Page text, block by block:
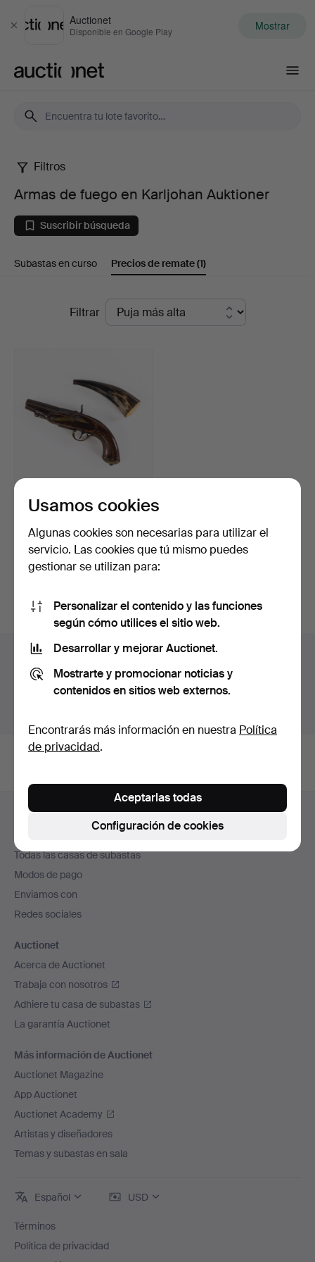
Cerrar
Auctionet
Disponible en Google Play Mostrar
Armas
de
fuego
en
Karljohan
Filtros
Armas de fuego en Karljohan Auktioner
Suscribir búsqueda
Subastas en curso Precios de remate(1)
Filtrar
PISTOLA DE PERCUSIÓN.
Subastado 21 may 2026
8 pujas
58 USD
Suscribir búsqueda
Archivo de subastas
Estás buscando en el archivo de subastas concluidas.
el
pie
de
página
Ayuda y contacto
Contacta con el servicio de atención al cliente
Todas las casas de subastas
Modos de pago
Enviamos con
Redes sociales
Auctionet
Acerca de Auctionet
Trabaja con nosotros
Adhiere tu casa de subastas
La garantía Auctionet
Más información de Auctionet
Auctionet Magazine
App Auctionet
Auctionet Academy
Artistas y diseñadores
Temas y subastas en sala
Español USD
Términos
Política de privacidad
Usamos cookies
Algunas cookies son necesarias para utilizar el
servicio. Las cookies que tú mismo puedes
gestionar se utilizan para:
Personalizar el contenido y las funciones
según cómo utilices el sitio web.
Desarrollar y mejorar Auctionet.
Mostrarte y promocionar noticias y
contenidos en sitios web externos.
Encontrarás más información en nuestra Política
de privacidad.
Configuración de cookies
Aceptarlas todas